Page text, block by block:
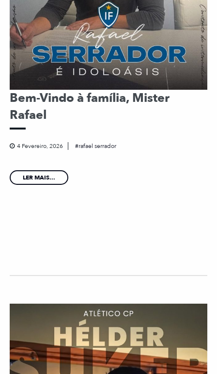
Bem-Vindo à família, Mister
Rafael
4 Fevereiro, 2026 rafael serrador
LER MAIS...